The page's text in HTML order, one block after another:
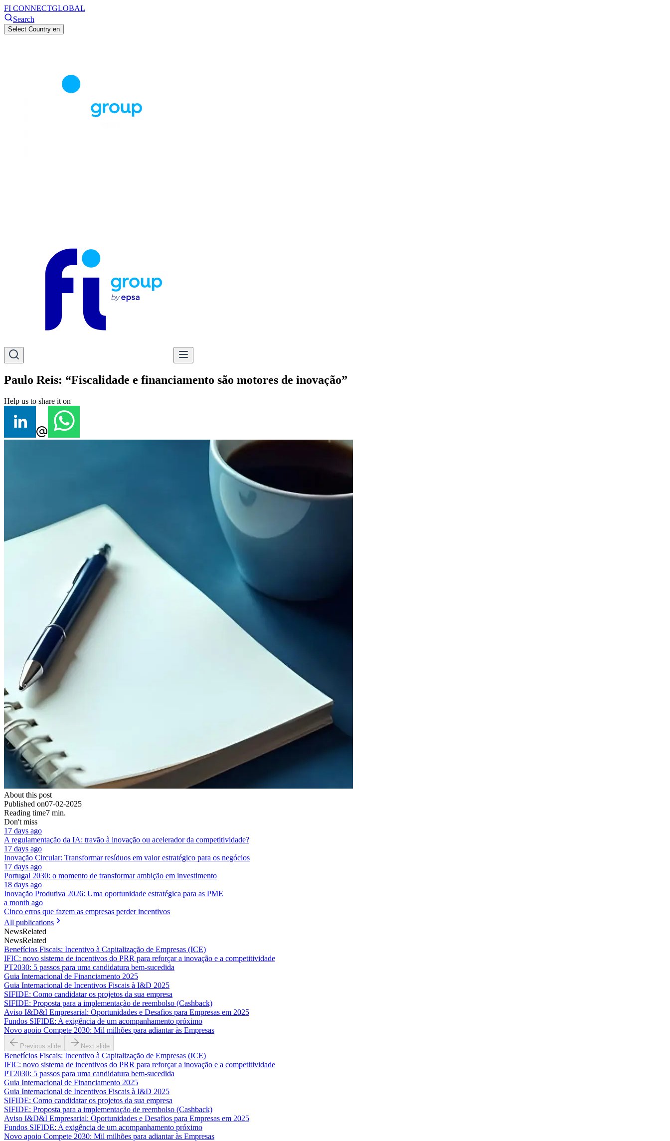
FI CONNECTGLOBAL
Search
Select Country en
Paulo Reis: “Fiscalidade e financiamento são motores de inovação”
Help us to share it on
About this post
Published on07-02-2025
Reading time7 min.
Don't miss
17 days ago
A regulamentação da IA: travão à inovação ou acelerador da competitividade?
17 days ago
Inovação Circular: Transformar resíduos em valor estratégico para os negócios
17 days ago
Portugal 2030: o momento de transformar ambição em investimento
18 days ago
Inovação Produtiva 2026: Uma oportunidade estratégica para as PME
a month ago
Cinco erros que fazem as empresas perder incentivos
All publications
NewsRelated
NewsRelated
Benefícios Fiscais: Incentivo à Capitalização de Empresas (ICE)
IFIC: novo sistema de incentivos do PRR para reforçar a inovação e a competitividade
PT2030: 5 passos para uma candidatura bem-sucedida
Guia Internacional de Financiamento 2025
Guia Internacional de Incentivos Fiscais à I&D 2025
SIFIDE: Como candidatar os projetos da sua empresa
SIFIDE: Proposta para a implementação de reembolso (Cashback)
Aviso I&D&I Empresarial: Oportunidades e Desafios para Empresas em 2025
Fundos SIFIDE: A exigência de um acompanhamento próximo
Novo apoio Compete 2030: Mil milhões para adiantar às Empresas
Previous slide Next slide
Benefícios Fiscais: Incentivo à Capitalização de Empresas (ICE)
IFIC: novo sistema de incentivos do PRR para reforçar a inovação e a competitividade
PT2030: 5 passos para uma candidatura bem-sucedida
Guia Internacional de Financiamento 2025
Guia Internacional de Incentivos Fiscais à I&D 2025
SIFIDE: Como candidatar os projetos da sua empresa
SIFIDE: Proposta para a implementação de reembolso (Cashback)
Aviso I&D&I Empresarial: Oportunidades e Desafios para Empresas em 2025
Fundos SIFIDE: A exigência de um acompanhamento próximo
Novo apoio Compete 2030: Mil milhões para adiantar às Empresas